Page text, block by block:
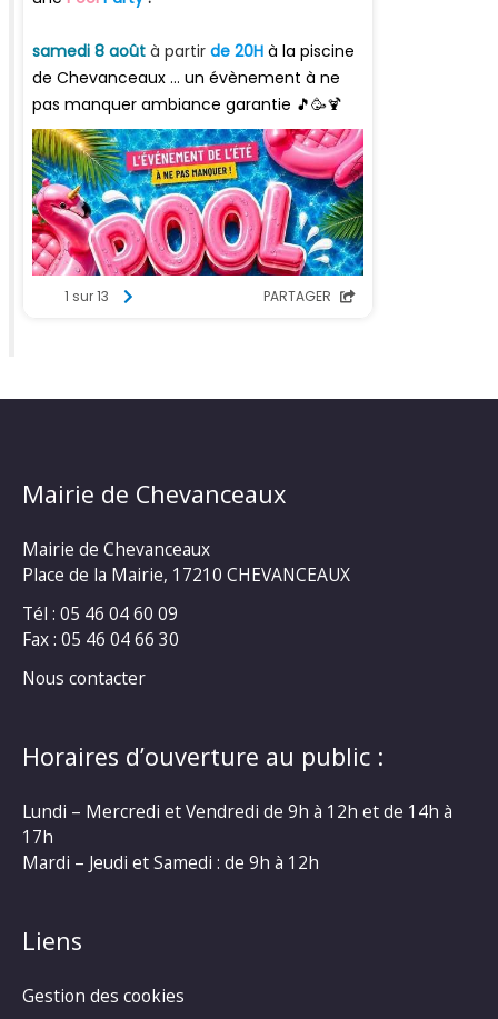
Mairie de Chevanceaux
Mairie de Chevanceaux
Place de la Mairie, 17210 CHEVANCEAUX
Tél : 05 46 04 60 09
Fax : 05 46 04 66 30
Nous contacter
Horaires d’ouverture au public :
Lundi – Mercredi et Vendredi de 9h à 12h et de 14h à
17h
Mardi – Jeudi et Samedi : de 9h à 12h
Liens
Gestion des cookies